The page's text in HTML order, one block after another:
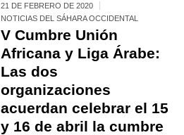
21 DE FEBRERO DE 2020
NOTICIAS DEL SÁHARA OCCIDENTAL
V Cumbre Unión
Africana y Liga Árabe:
Las dos
organizaciones
acuerdan celebrar el 15
y 16 de abril la cumbre